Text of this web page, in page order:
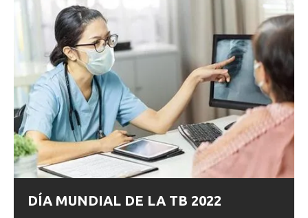
DÍA MUNDIAL DE LA TB 2022